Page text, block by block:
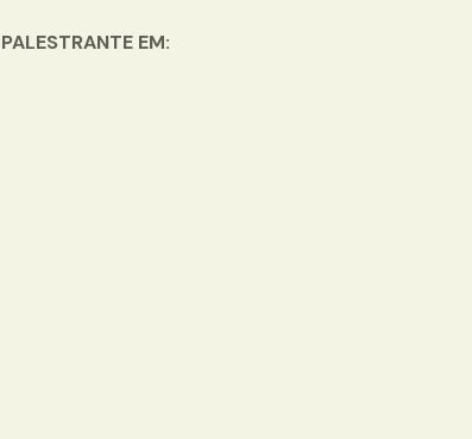
PALESTRANTE EM: